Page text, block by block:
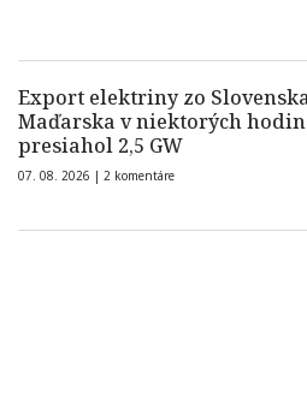
Export elektriny zo
Maďarska v niektorých
presiahol 2,5 GW
07. 08. 2026 | 2 komentáre